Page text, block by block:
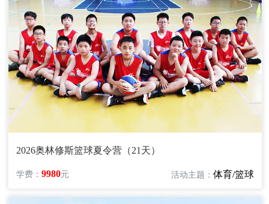
2026奥林修斯篮球夏令营（21天）
学费：9980元 活动主题： 体育/篮球